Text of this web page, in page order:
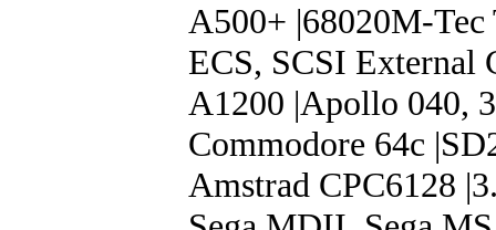
A500+ |68020M-
ECS, SCSI External
A1200 |Apollo 040,
Commodore 64c
Amstrad CPC6128